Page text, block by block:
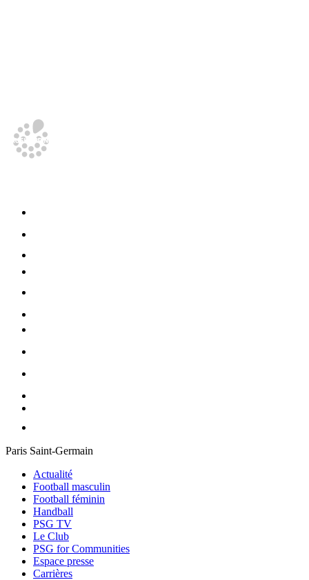
Paris Saint-Germain
Actualité
Football masculin
Football féminin
Handball
PSG TV
Le Club
PSG for Communities
Espace presse
Carrières